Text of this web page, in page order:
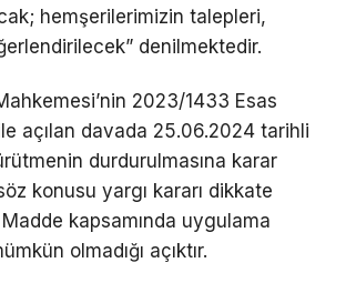
hemşerilerimizin talepleri,
denilmektedir.
2023/1433 Esas
ile açılan davada 25.06.2024 tarihli
durdurulmasına karar
konusu yargı kararı dikkate
Madde kapsamında uygulama
olmadığı açıktır.